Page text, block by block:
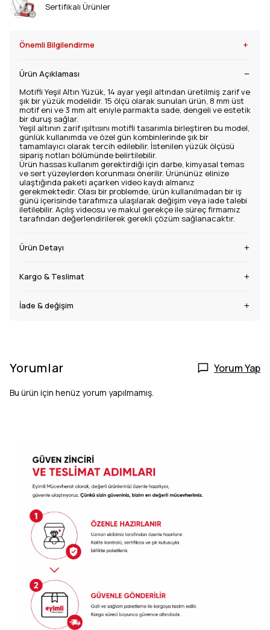
Sertifikalı Ürünler
Önemli Bilgilendirme +
Ürün Açıklaması
Motifli Yeşil Altın Yüzük, 14 ayar yeşil altından üretilmiş zarif ve
şık bir yüzük modelidir. 15 ölçü olarak sunulan ürün, 8 mm üst
motif eni ve 3 mm alt eniyle parmakta sade, dengeli ve estetik
bir duruş sağlar.
Yeşil altının zarif ışıltısını motifli tasarımla birleştiren bu model,
günlük kullanımda ve özel gün kombinlerinde şık bir
tamamlayıcı olarak tercih edilebilir. İstenilen yüzük ölçüsü
sipariş notları bölümünde belirtilebilir.
Ürün hassas kullanım gerektirdiği için darbe, kimyasal temas
ve sert yüzeylerden korunması önerilir. Ürününüz elinize
ulaştığında paketi açarken video kaydı almanız
gerekmektedir. Olası bir problemde, ürün kullanılmadan bir iş
günü içerisinde tarafımıza ulaşılarak değişim veya iade talebi
iletilebilir. Açılış videosu ve makul gerekçe ile süreç firmamız
tarafından değerlendirilerek gerekli çözüm sağlanacaktır.
Ürün Detayı
Kargo & Teslimat
İade & değişim
Yorumlar Yorum Yap
Bu ürün için henüz yorum yapılmamış.